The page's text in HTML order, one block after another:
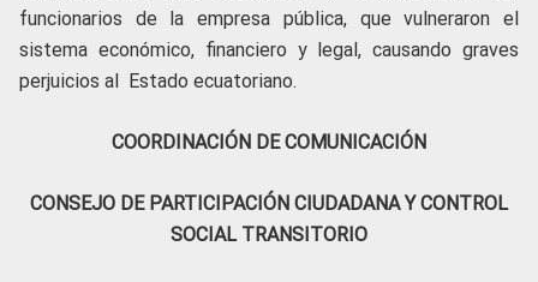
funcionarios de la empresa pública, que vulneraron el
sistema económico, financiero y legal, causando graves
perjuicios al Estado ecuatoriano.
COORDINACIÓN DE COMUNICACIÓN
CONSEJO DE PARTICIPACIÓN CIUDADANA Y CONTROL
SOCIAL TRANSITORIO